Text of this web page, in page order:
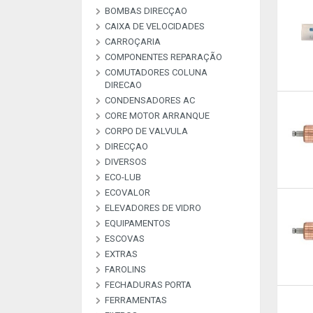
BOMBAS ALTA PRESSAO
COMMON RAI
BOMBAS COMBUSTIVEL
BOMBAS DE VACUO
BOMBAS ESGUICHO
BOMBAS DIRECÇAO
KIT REPARAÇAO BOMBAS
DIREÇAO
CAIXA DE VELOCIDADES
CARROÇARIA
COMPONENTES REPARAÇÃO
MATERIAL DE
ARCONDICIONADO
PEÇAS REPARAÇAO
ALTERNADOR E M
PEÇAS REPARAÇÃO
COMPRESSORES A
PEÇAS REPARAÇÃO
INJETORES
PLACAS RETIFICADORAS
COMUTADORES COLUNA
DIRECAO
COMUTADORES
CONDENSADORES AC
CORE MOTOR ARRANQUE
CORPO DE VALVULA
DIRECÇAO
DIVERSOS
DESCRIÇAO
DIVERSOS
LIVRE
LIVRE
LIVRE
LIVRE
LIVRE
LIVRE
LIVRE
LIVRE
LIVRE
LIVRE
LIVRE
ECO-LUB
ECOVALOR LUBRIFICANTES
ECOVALOR
ECOVALOR
ELEVADORES DE VIDRO
EQUIPAMENTOS
CARREGADORES E
TESTADORES
MANOMETROS
ESCOVAS
ESCOVAS CARVÃO ALTER E
M/A
ESCOVAS LIMPA VIDROS
EXTRAS
ALARMES & SEGURANÇA
ANTENAS
EXTRAS
FAROLINS
FECHADURAS PORTA
FERRAMENTAS